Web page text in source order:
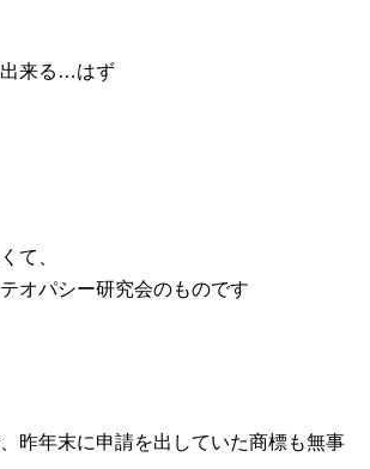
来る…はず
て、
オパシー研究会のものです
昨年末に申請を出していた商標も無事